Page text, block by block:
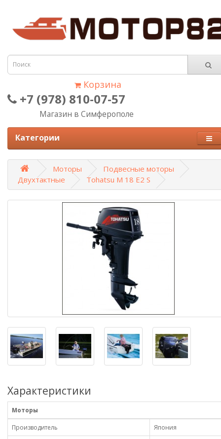
Корзина
+7 (978) 810-07-57
Магазин в Симферополе
Категории
Моторы
Подвесные моторы
Двухтактные
Tohatsu M 18 E2 S
Характеристики
Моторы
Производитель
Япония